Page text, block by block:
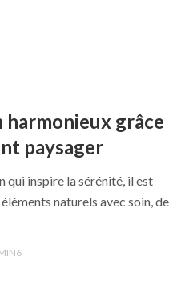
harmonieux grâce
paysager
qui inspire la sérénité, il est
naturels avec soin, de